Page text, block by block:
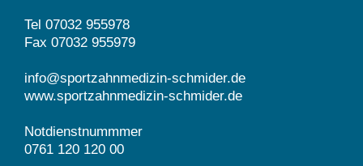
Tel 07032 955978
Fax 07032 955979
info@sportzahnmedizin-schmider.de
www.sportzahnmedizin-schmider.de
Notdienstnummmer
0761 120 120 00